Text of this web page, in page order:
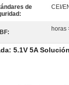
de
CEI/
horas
5.1V 5A